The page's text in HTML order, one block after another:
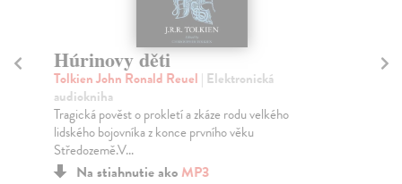
Húrinovy děti
Tolkien John Ronald Reuel | Elektronická
audiokniha
Tragická pověst o prokletí a zkáze rodu velkého
lidského bojovníka z konce prvního věku
Středozemě.V...
Na stiahnutie ako MP3